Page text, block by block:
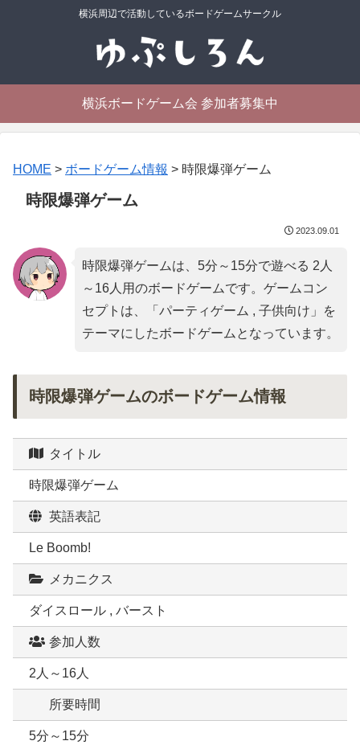
横浜周辺で活動しているボードゲームサークル
横浜ボードゲーム会 参加者募集中
HOME > ボードゲーム情報 > 時限爆弾ゲーム
時限爆弾ゲーム
2023.09.01
時限爆弾ゲームは、5分～15分で遊べる 2人
～16人用のボードゲームです。ゲームコン
セプトは、「 パーティゲーム , 子供向け 」を
テーマにしたボードゲームとなっています。
時限爆弾ゲームのボードゲーム情報
タイトル
時限爆弾ゲーム
英語表記
Le Boomb!
メカニクス
ダイスロール , バースト
参加人数
2人～16人
所要時間
5分～15分